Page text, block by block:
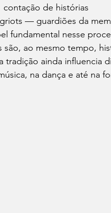
contação de histórias
— guardiões da
fundamental nesse
são, ao mesmo tempo,
tradição ainda influencia
na dança e até na